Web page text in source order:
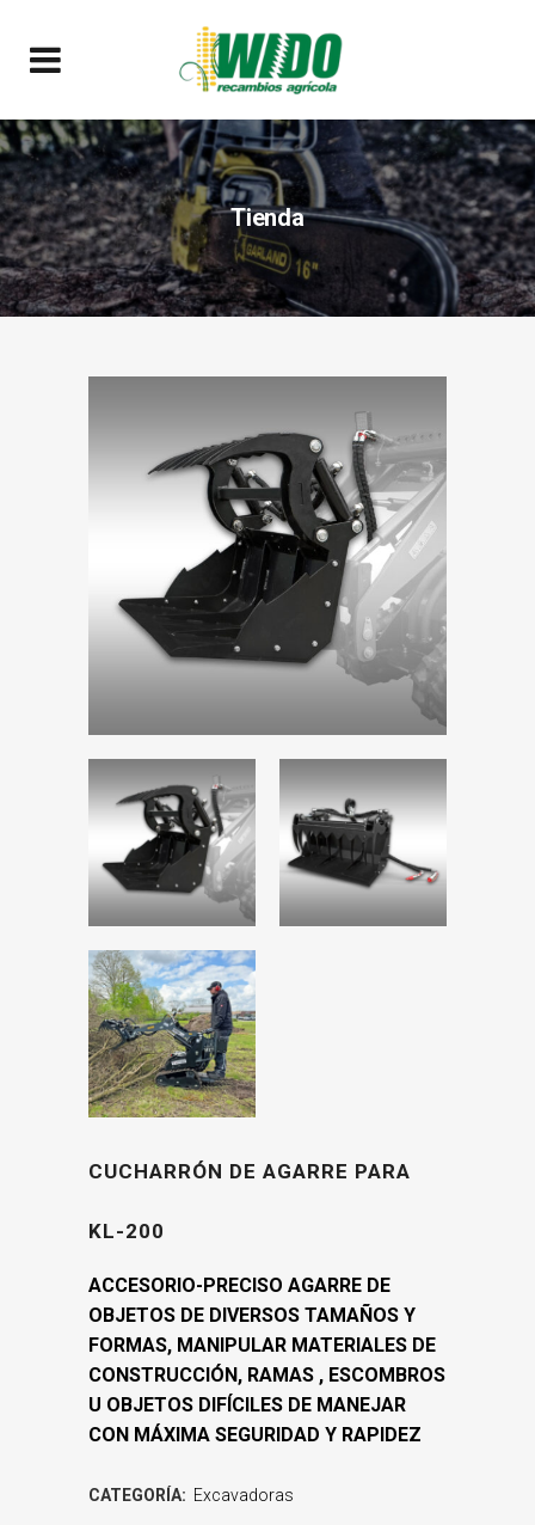
Tienda
CUCHARRÓN DE AGARRE PARA
KL-200
ACCESORIO-PRECISO AGARRE DE
OBJETOS DE DIVERSOS TAMAÑOS Y
FORMAS, MANIPULAR MATERIALES DE
CONSTRUCCIÓN, RAMAS , ESCOMBROS
U OBJETOS DIFÍCILES DE MANEJAR
CON MÁXIMA SEGURIDAD Y RAPIDEZ
CATEGORÍA: Excavadoras